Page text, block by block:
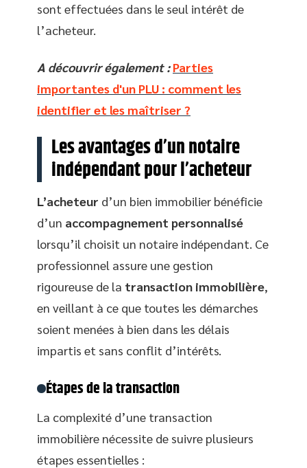
sont effectuées dans le seul intérêt de
l’acheteur.
A découvrir également : Parties
importantes d'un PLU : comment les
identifier et les maîtriser ?
Les avantages d’un notaire
indépendant pour l’acheteur
L’acheteur d’un bien immobilier bénéficie
d’un accompagnement personnalisé
lorsqu’il choisit un notaire indépendant. Ce
professionnel assure une gestion
rigoureuse de la transaction immobilière,
en veillant à ce que toutes les démarches
soient menées à bien dans les délais
impartis et sans conflit d’intérêts.
Étapes de la transaction
La complexité d’une transaction
immobilière nécessite de suivre plusieurs
étapes essentielles :